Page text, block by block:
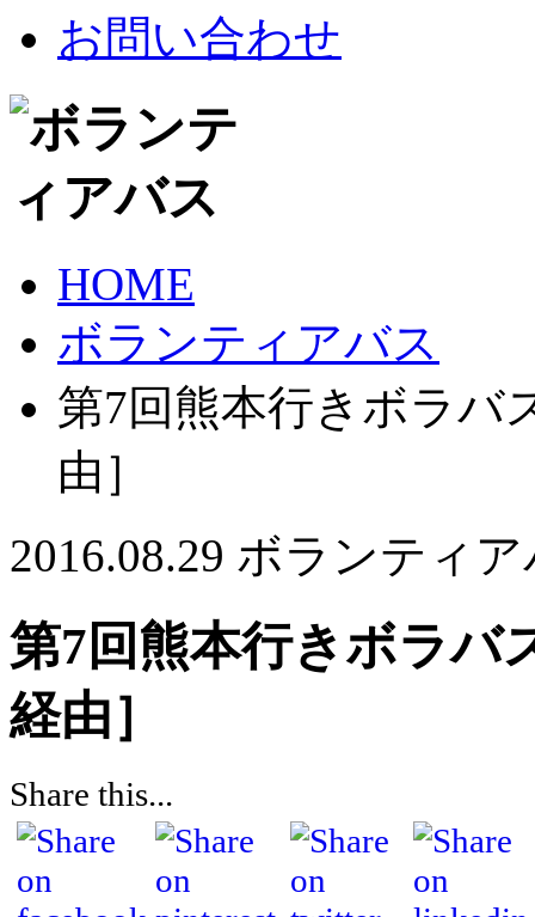
お問い合わせ
HOME
ボランティアバス
第7回熊本行きボラ
由］
2016.08.29 ボランティア
第7回熊本行きボラ
経由］
Share this...